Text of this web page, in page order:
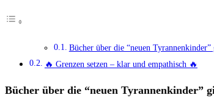
Bücher über die “neuen
🔥 Grenzen setzen – klar und empathisch 🔥
Bücher über die “neuen Tyrannenkinder”